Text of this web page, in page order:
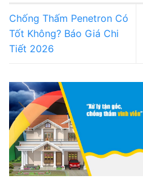
Chống Thấm Penetron Có
Tốt Không? Báo Giá Chi
Tiết 2026